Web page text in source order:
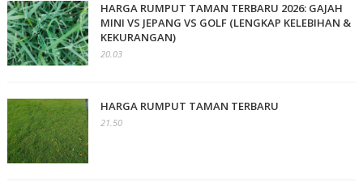
HARGA RUMPUT TAMAN TERBARU 2026: GAJAH
MINI VS JEPANG VS GOLF (LENGKAP KELEBIHAN &
KEKURANGAN)
20.03
HARGA RUMPUT TAMAN TERBARU
21.50